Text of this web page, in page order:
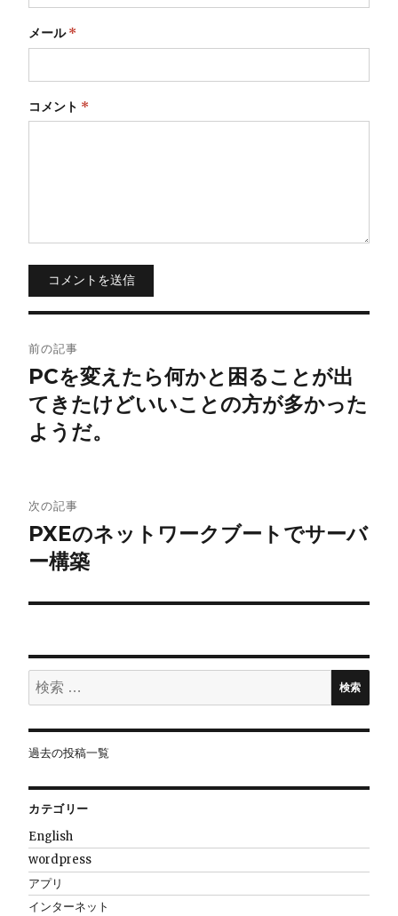
メール*
コメント *
コメントを送信
稿
ナ
ビ
ー
シ
前の記事
PCを変えたら何かと困ることが出
てきたけどいいことの方が多かった
ようだ。
次の記事
PXEのネットワークブートでサーバ
ー構築
検
索:
検索
過去の投稿一覧
カテゴリー
English
wordpress
アプリ
インターネット